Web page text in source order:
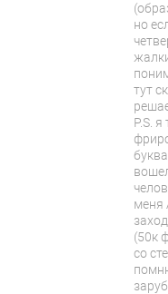
но
тут
P.S.
меня
(50к
со